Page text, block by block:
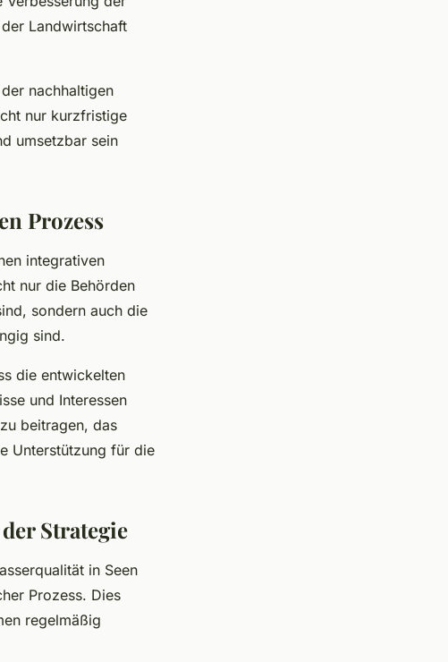
Landwirtschaft
nachhaltigen
nur kurzfristige
umsetzbar sein
Prozess
integrativen
nur die Behörden
sondern auch die
sind.
die entwickelten
und Interessen
beitragen, das
Unterstützung für die
Strategie
in Seen
Prozess. Dies
regelmäßig